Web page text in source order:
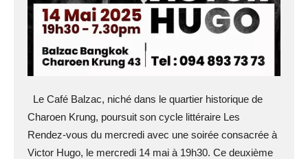
Le Café Balzac, niché dans le quartier historique de
Charoen Krung, poursuit son cycle littéraire Les
Rendez-vous du mercredi avec une soirée consacrée à
Victor Hugo, le mercredi 14 mai à 19h30. Ce deuxième